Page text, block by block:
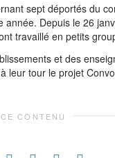
sept déportés du
Depuis le 26
travaillé en petits
et des
leur tour le projet
CONTENU